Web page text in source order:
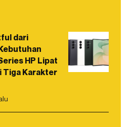
dari
HP Lipat
Tiga Karakter